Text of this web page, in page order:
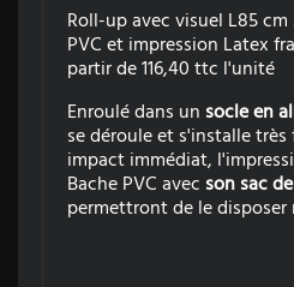
Roll-up avec visuel L85
PVC et impression Latex
partir de 116,40 ttc l'unité
Enroulé dans un socle en
se déroule et s'installe
impact immédiat,
Bache PVC avec son sac
permettront de le